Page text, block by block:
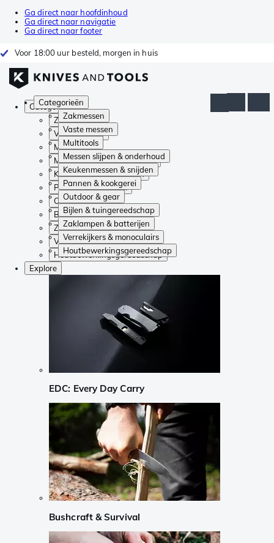
Ga direct naar hoofdinhoud
Ga direct naar navigatie
Ga direct naar footer
Voor 18:00 uur besteld, morgen in huis
Categorieën
Zakmessen
Vaste messen
Multitools
Messen slijpen & onderhoud
Keukenmessen & snijden
Pannen & kookgerei
Outdoor & gear
Bijlen & tuingereedschap
Zaklampen & batterijen
Verrekijkers & monoculairs
Houtbewerkingsgereedschap
Categorieën
Zakmessen
Vaste messen
Multitools
Messen slijpen & onderhoud
Keukenmessen & snijden
Pannen & kookgerei
Outdoor & gear
Bijlen & tuingereedschap
Zaklampen & batterijen
Verrekijkers & monoculairs
Houtbewerkingsgereedschap
Explore
EDC: Every Day Carry
Bushcraft & Survival